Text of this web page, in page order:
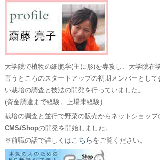
大学院で植物の細胞学(主に形)を専攻し、大学院在
言うところのスタートアップの初期メンバーとし
い栽培の調査と技法の開発を行っていました。
(資金調達まで経験。上場未経験)
栽培の調査と並行で野菜の販売からネットショップ
CMS/Shopの開発を開始しました。
※前職の話で詳しくは こちら をご覧ください。